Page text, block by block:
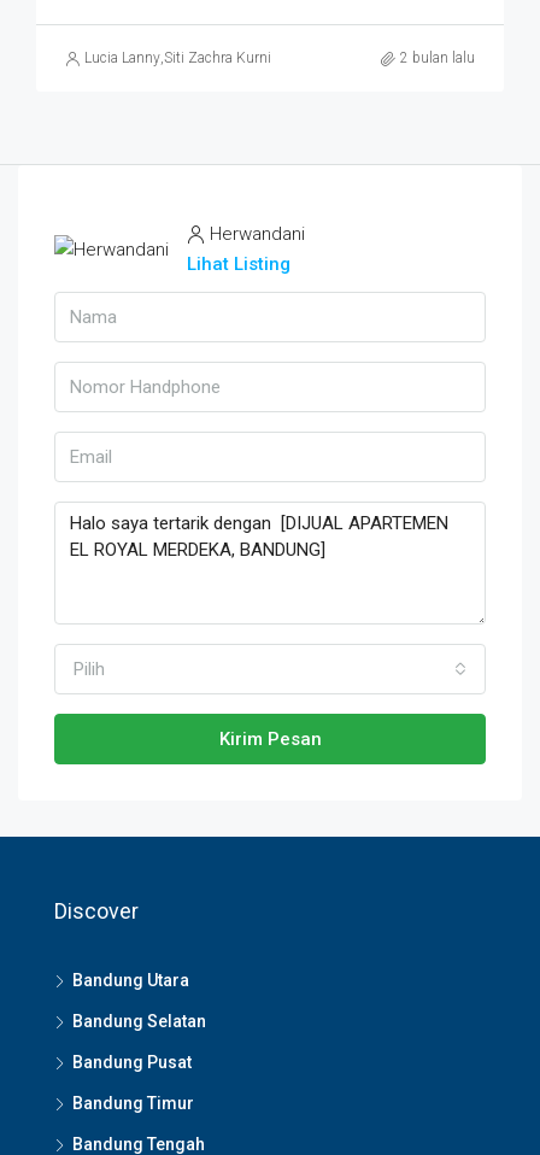
Lucia Lanny,Siti Zachra Kurniasari 2 bulan lalu
Herwandani
Lihat Listing
Pilih
Kirim Pesan
Discover
Bandung Utara
Bandung Selatan
Bandung Pusat
Bandung Timur
Bandung Tengah